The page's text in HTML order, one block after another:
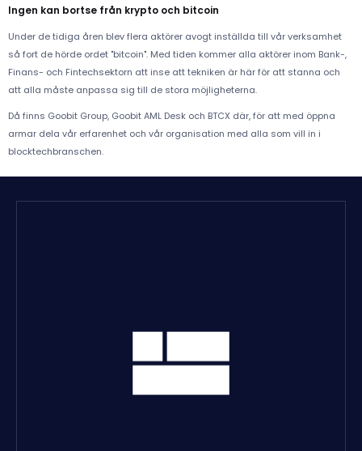
Ingen kan bortse från krypto och bitcoin
Under de tidiga åren blev flera aktörer avogt inställda till vår verksamhet
så fort de hörde ordet "bitcoin". Med tiden kommer alla aktörer inom Bank-,
Finans- och Fintechsektorn att inse att tekniken är här för att stanna och
att alla måste anpassa sig till de stora möjligheterna.
Då finns Goobit Group, Goobit AML Desk och BTCX där, för att med öppna
armar dela vår erfarenhet och vår organisation med alla som vill in i
blocktechbranschen.